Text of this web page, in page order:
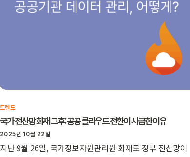
트렌드
국가 전산망 화재 그후: 공공 클라우드 전환이 시급한 이유
2025년 10월 22일
지난 9월 26일, 국가정보자원관리원 화재로 정부 전산망이